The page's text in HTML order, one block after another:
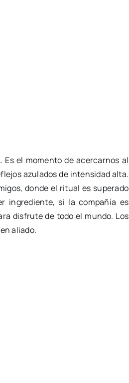
el momento de acercarnos al
azulados de intensidad alta.
donde el ritual es superado
ingrediente, si la compañía es
disfrute de todo el mundo. Los
aliado.